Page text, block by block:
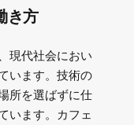
き方
現代社会におい
います。技術の
所を選ばずに仕
います。カフェ